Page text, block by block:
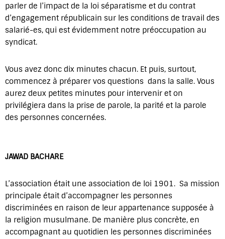
parler de l’impact de la loi séparatisme et du contrat
d’engagement républicain sur les conditions de travail des
salarié-es, qui est évidemment notre préoccupation au
syndicat.
Vous avez donc dix minutes chacun. Et puis, surtout,
commencez à préparer vos questions dans la salle. Vous
aurez deux petites minutes pour intervenir et on
privilégiera dans la prise de parole, la parité et la parole
des personnes concernées.
JAWAD BACHARE
L’association était une association de loi 1901. Sa mission
principale était d’accompagner les personnes
discriminées en raison de leur appartenance supposée à
la religion musulmane. De manière plus concrète, en
accompagnant au quotidien les personnes discriminées